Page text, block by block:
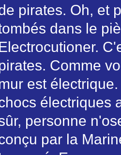
pirates. Oh, et
dans le
Comme
est
électriques
personne
par la